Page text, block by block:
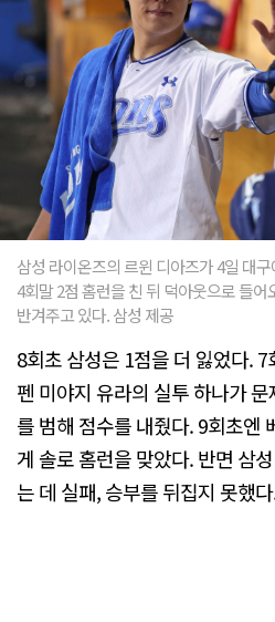
삼성 라이온즈의 르윈 디아즈가 4일 대
4회말 2점 홈런을 친 뒤 덕아웃으로 들
반겨주고 있다. 삼성 제공
8회초 삼성은 1점을 더 잃었다.
펜 미야지 유라의 실투 하나가
를 범해 점수를 내줬다. 9회초엔
게 솔로 홈런을 맞았다. 반면 삼
는 데 실패, 승부를 뒤집지 못했